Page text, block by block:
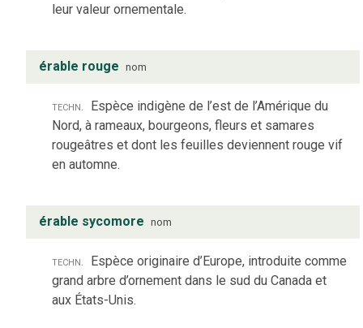
leur valeur ornementale.
érable rouge nom
techn. Espèce indigène de l’est de l’Amérique du
Nord, à rameaux, bourgeons, fleurs et samares
rougeâtres et dont les feuilles deviennent rouge vif
en automne.
érable sycomore nom
techn. Espèce originaire d’Europe, introduite comme
grand arbre d’ornement dans le sud du Canada et
aux États-Unis.